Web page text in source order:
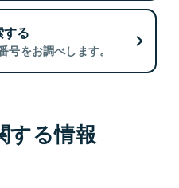
る
をお調べします。
する情報